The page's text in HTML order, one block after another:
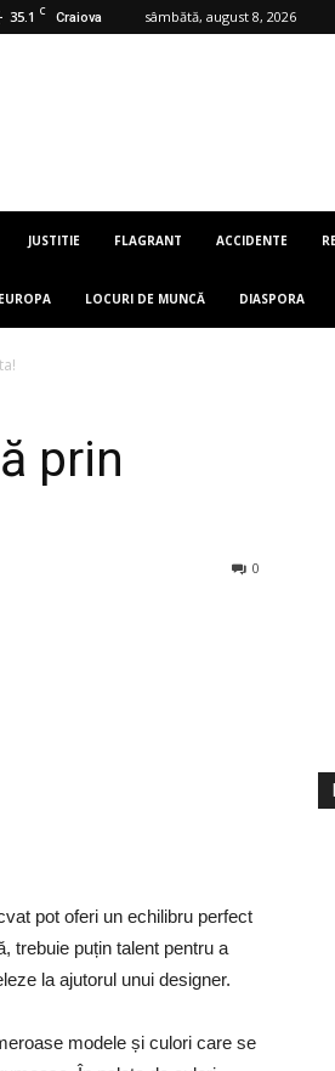
35.1 C Craiova sâmbătă, august 8, 2026
JUSTITIE FLAGRANT ACCIDENTE
EUROPA LOCURI DE MUNCĂ DIASPORA
prin
0
pot oferi un echilibru perfect
trebuie puțin talent pentru a
la ajutorul unui designer.
modele și culori care se